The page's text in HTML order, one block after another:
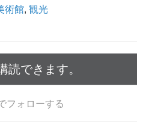
術館, 観光
読できます。
フォローする